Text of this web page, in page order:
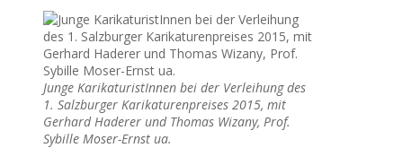
Junge KarikaturistInnen bei der Verleihung des
1. Salzburger Karikaturenpreises 2015, mit
Gerhard Haderer und Thomas Wizany, Prof.
Sybille Moser-Ernst ua.